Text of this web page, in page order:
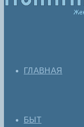
ГЛАВНАЯ
БЫТ